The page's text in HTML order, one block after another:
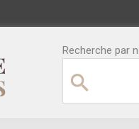
Recherche par